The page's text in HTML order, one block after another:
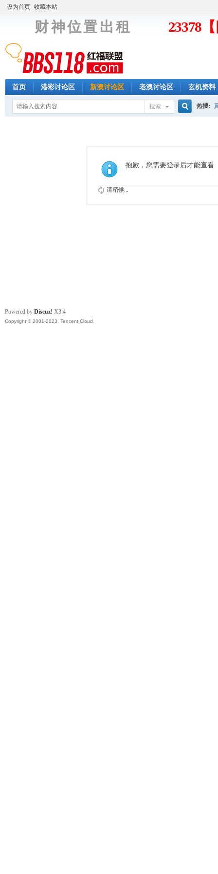
设为首页 收藏本站
财 神 位 置 出 租 23378
首页 港彩讨论区 新澳讨论区 老澳讨论区 玄机资料
搜索
索
热搜:
抱歉，您需要登录后才能查看
请稍候...
Powered by Discuz! X3.4
Copyright © 2001-2023, Tencent Cloud.